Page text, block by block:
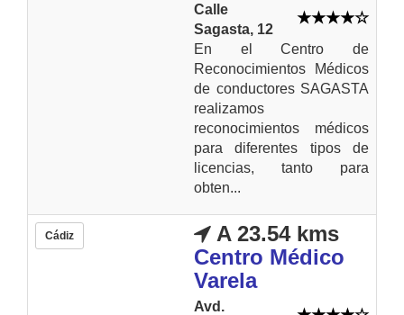
Calle
Sagasta, 12
En el Centro de
Reconocimientos Médicos
de conductores SAGASTA
realizamos
reconocimientos médicos
para diferentes tipos de
licencias, tanto para
obten...
Cádiz
A 23.54 kms
Centro Médico
Varela
Avd.